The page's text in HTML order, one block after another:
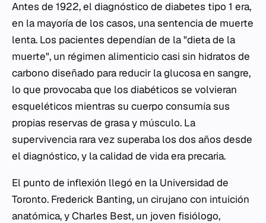
Antes de 1922, el diagnóstico de diabetes tipo 1 era,
en la mayoría de los casos, una sentencia de muerte
lenta. Los pacientes dependían de la "dieta de la
muerte", un régimen alimenticio casi sin hidratos de
carbono diseñado para reducir la glucosa en sangre,
lo que provocaba que los diabéticos se volvieran
esqueléticos mientras su cuerpo consumía sus
propias reservas de grasa y músculo. La
supervivencia rara vez superaba los dos años desde
el diagnóstico, y la calidad de vida era precaria.
El punto de inflexión llegó en la Universidad de
Toronto. Frederick Banting, un cirujano con intuición
anatómica, y Charles Best, un joven fisiólogo,